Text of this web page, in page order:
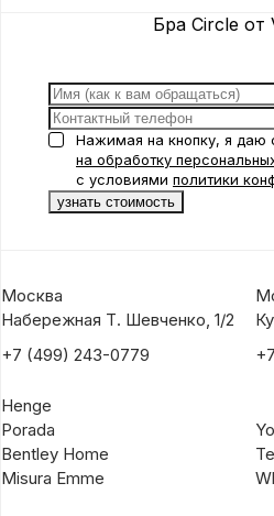
от VenicemБра Circle от
Нажимая на кнопку, я даю
на обработку
с условиями политики
Москва
Набережная Т. Шевченко, 1/2
+7 (499) 243-0779
Henge
Porada
Bentley Home
Misura Emme